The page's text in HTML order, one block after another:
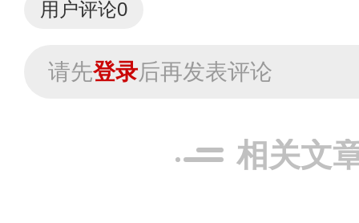
用户评论0
请先登录后再发表评论
相关文